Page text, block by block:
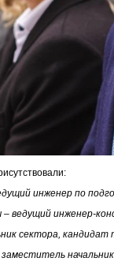
инженер по
– ведущий инженер-
сектора,